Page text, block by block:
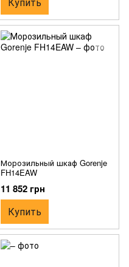
Морозильный шкаф Gorenje
FH14EAW
11 852 грн
Купить